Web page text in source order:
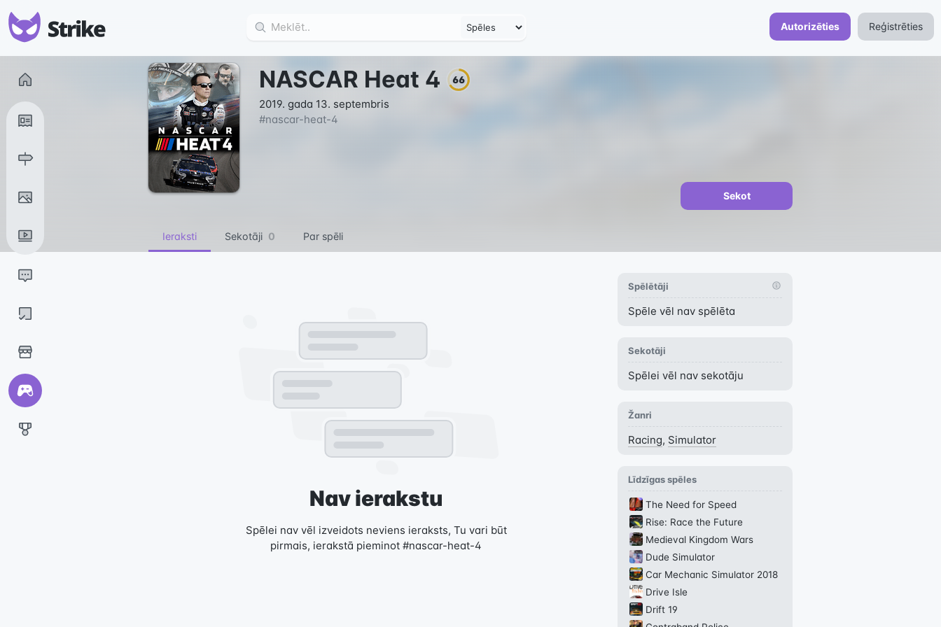
Autorizēties Reģistrēties
NASCAR Heat 4 66
2019. gada 13. septembris
#nascar-heat-4
Sekot
Ieraksti Sekotāji 0 Par spēli
Nav ierakstu
Spēlei nav vēl izveidots neviens ieraksts, Tu vari būt
pirmais, ierakstā pieminot #nascar-heat-4
Spēlētāji
Spēle vēl nav spēlēta
Sekotāji
Spēlei vēl nav sekotāju
Žanri
Racing, Simulator
Līdzīgas spēles
The Need for Speed
Rise: Race the Future
Medieval Kingdom Wars
Dude Simulator
Car Mechanic Simulator 2018
Drive Isle
Drift 19